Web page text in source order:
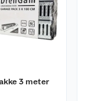
3 meter